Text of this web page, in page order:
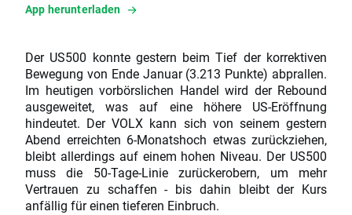
App herunterladen
Der US500 konnte gestern beim Tief der korrektiven
Bewegung von Ende Januar (3.213 Punkte) abprallen.
Im heutigen vorbörslichen Handel wird der Rebound
ausgeweitet, was auf eine höhere US-Eröffnung
hindeutet. Der VOLX kann sich von seinem gestern
Abend erreichten 6-Monatshoch etwas zurückziehen,
bleibt allerdings auf einem hohen Niveau. Der US500
muss die 50-Tage-Linie zurückerobern, um mehr
Vertrauen zu schaffen - bis dahin bleibt der Kurs
anfällig für einen tieferen Einbruch.